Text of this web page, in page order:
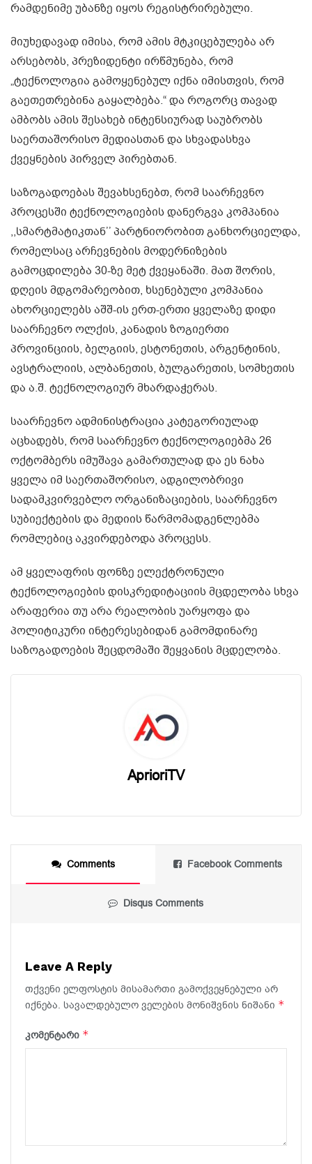
რამდენიმე უბანზე იყოს რეგისტრირებული.
მიუხედავად იმისა, რომ ამის მტკიცებულება არ
არსებობს, პრეზიდენტი ირწმუნება, რომ
„ტექნოლოგია გამოყენებულ იქნა იმისთვის, რომ
გაეთეთრებინა გაყალბება.“ და როგორც თავად
ამბობს ამის შესახებ ინტენსიურად საუბრობს
საერთაშორისო მედიასთან და სხვადასხვა
ქვეყნების პირველ პირებთან.
საზოგადოებას შევახსენებთ, რომ საარჩევნო
პროცესში ტექნოლოგიების დანერგვა კომპანია
,,სმარტმატიკთან’’ პარტნიორობით განხორციელდა,
რომელსაც არჩევნების მოდერნიზების
გამოცდილება 30-ზე მეტ ქვეყანაში. მათ შორის,
დღეის მდგომარეობით, ხსენებული კომპანია
ახორციელებს აშშ-ის ერთ-ერთი ყველაზე დიდი
საარჩევნო ოლქის, კანადის ზოგიერთი
პროვინციის, ბელგიის, ესტონეთის, არგენტინის,
ავსტრალიის, ალბანეთის, ბულგარეთის, სომხეთის
და ა.შ. ტექნოლოგიურ მხარდაჭერას.
საარჩევნო ადმინისტრაცია კატეგორიულად
აცხადებს, რომ საარჩევნო ტექნოლოგიებმა 26
ოქტომბერს იმუშავა გამართულად და ეს ნახა
ყველა იმ საერთაშორისო, ადგილობრივი
სადამკვირვებლო ორგანიზაციების, საარჩევნო
სუბიექტების და მედიის წარმომადგენლებმა
რომლებიც აკვირდებოდა პროცესს.
ამ ყველაფრის ფონზე ელექტრონული
ტექნოლოგიების დისკრედიტაციის მცდელობა სხვა
არაფერია თუ არა რეალობის უარყოფა და
პოლიტიკური ინტერესებიდან გამომდინარე
საზოგადოების შეცდომაში შეყვანის მცდელობა.
AprioriTV
Comments Facebook Comments
Disqus Comments
Leave A Reply
თქვენი ელფოსტის მისამართი გამოქვეყნებული არ
იქნება. სავალდებულო ველების მონიშვნის ნიშანი *
კომენტარი *